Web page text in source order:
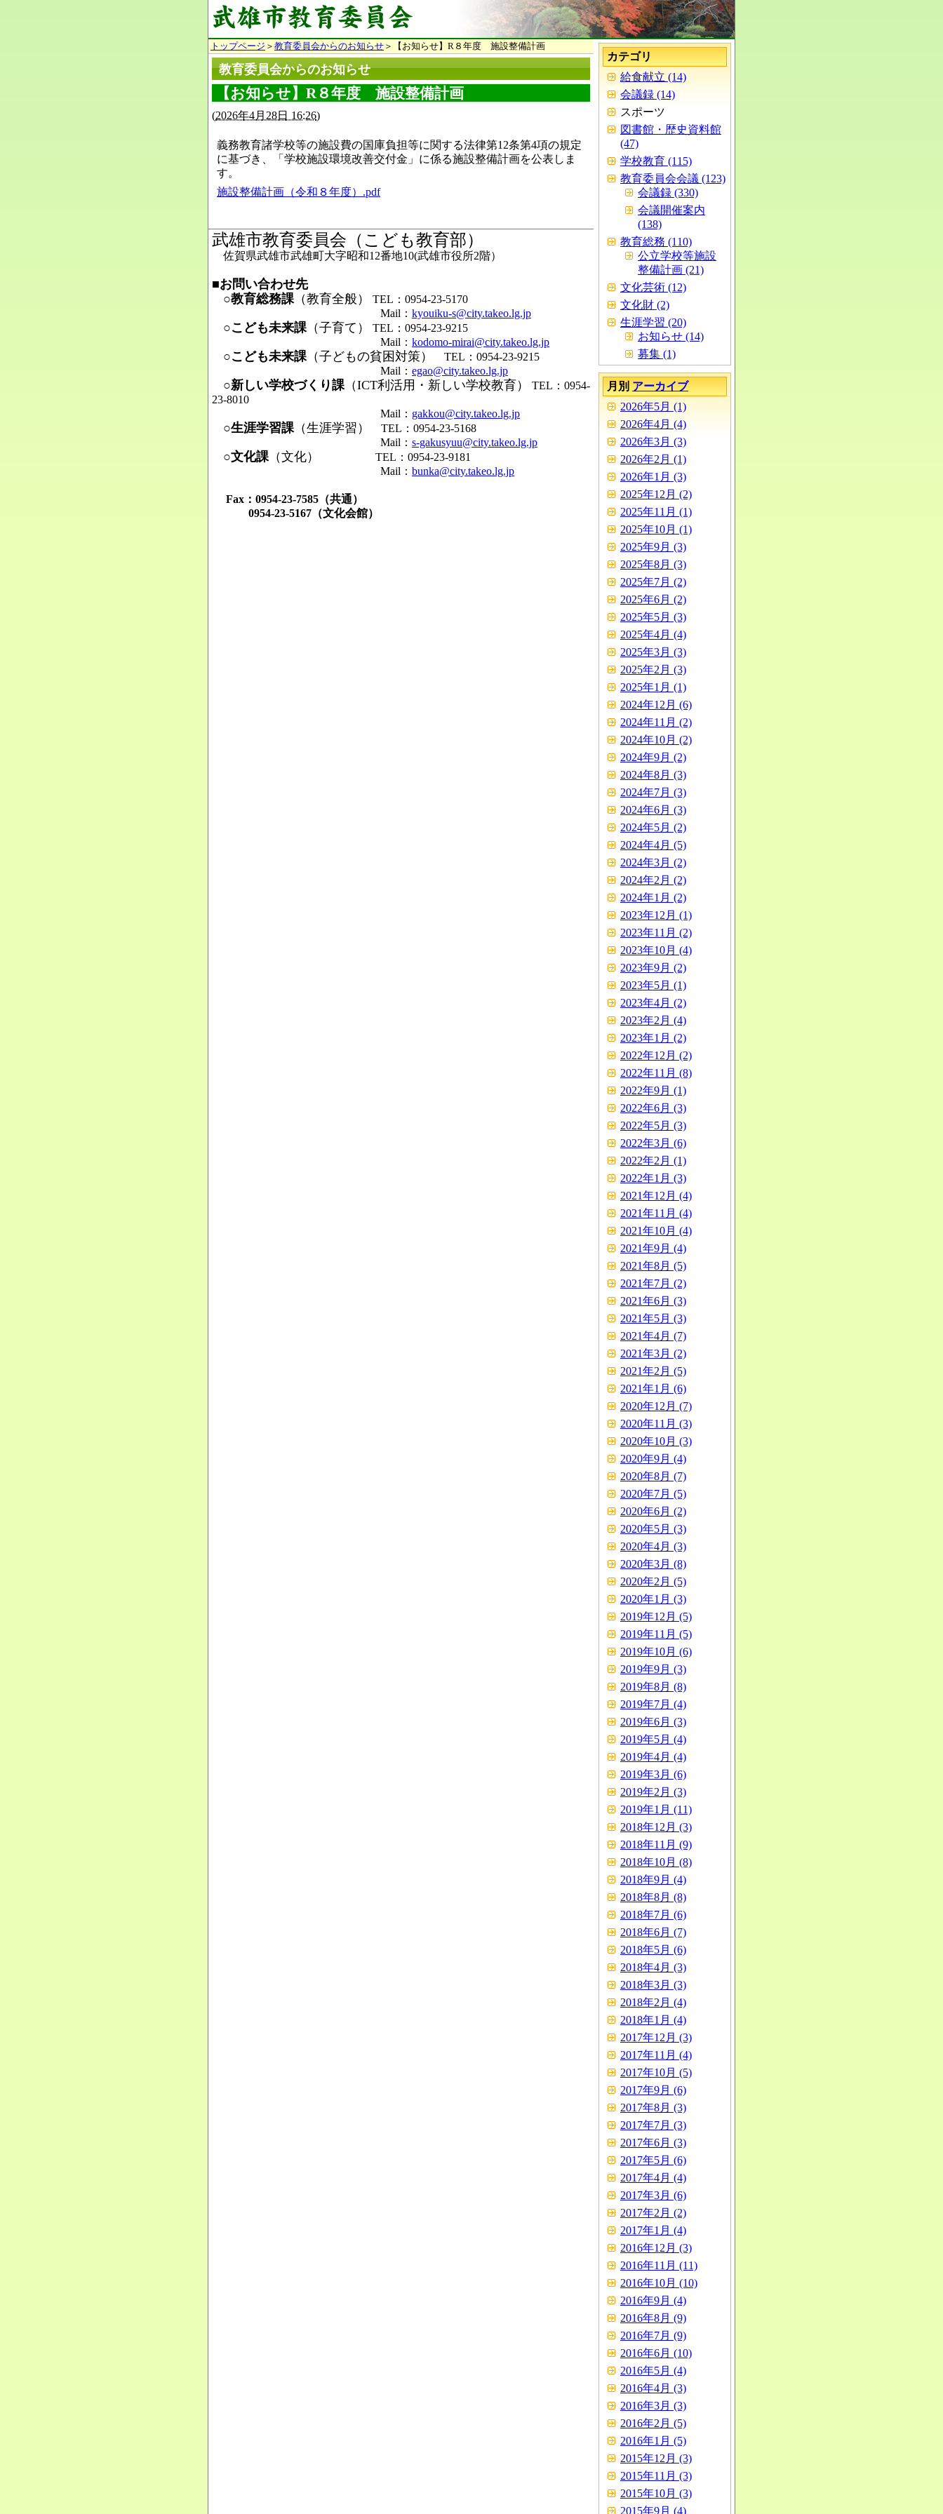
トップページ ＞ 教育委員会からのお知らせ ＞【お知らせ】R８年度 施設整備計画
教育委員会からのお知らせ
【お知らせ】R８年度 施設整備計画
(2026年4月28日 16:26)
義務教育諸学校等の施設費の国庫負担等に関する法律第12条第4項の規定
に基づき、「学校施設環境改善交付金」に係る施設整備計画を公表しま
す。
施設整備計画（令和８年度）.pdf
武雄市教育委員会（こども教育部）
佐賀県武雄市武雄町大字昭和12番地10(武雄市役所2階）
■お問い合わせ先
○教育総務課（教育全般）
TEL：0954-23-5170
Mail： kyouiku-s@city.takeo.lg.jp
○こども未来課（子育て）
TEL：0954-23-9215
Mail： kodomo-mirai@city.takeo.lg.jp
○こども未来課（子どもの貧困対策）
TEL：0954-23-9215
Mail： egao@city.takeo.lg.jp
○新しい学校づくり課（ICT利活用・新しい学校教育）
TEL：0954-
23-8010
Mail： gakkou@city.takeo.lg.jp
○生涯学習課（生涯学習）
TEL：0954-23-5168
Mail： s-gakusyuu@city.takeo.lg.jp
○文化課（文化）
TEL：0954-23-9181
Mail： bunka@city.takeo.lg.jp
Fax：0954-23-7585（共通）
0954-23-5167（文化会館）
カテゴリ
給食献立 (14)
会議録 (14)
スポーツ
図書館・歴史資料館
(47)
学校教育 (115)
教育委員会会議 (123)
会議録 (330)
会議開催案内
(138)
教育総務 (110)
公立学校等施設
整備計画 (21)
文化芸術 (12)
文化財 (2)
生涯学習 (20)
お知らせ (14)
募集 (1)
月別アーカイブ
2026年5月 (1)
2026年4月 (4)
2026年3月 (3)
2026年2月 (1)
2026年1月 (3)
2025年12月 (2)
2025年11月 (1)
2025年10月 (1)
2025年9月 (3)
2025年8月 (3)
2025年7月 (2)
2025年6月 (2)
2025年5月 (3)
2025年4月 (4)
2025年3月 (3)
2025年2月 (3)
2025年1月 (1)
2024年12月 (6)
2024年11月 (2)
2024年10月 (2)
2024年9月 (2)
2024年8月 (3)
2024年7月 (3)
2024年6月 (3)
2024年5月 (2)
2024年4月 (5)
2024年3月 (2)
2024年2月 (2)
2024年1月 (2)
2023年12月 (1)
2023年11月 (2)
2023年10月 (4)
2023年9月 (2)
2023年5月 (1)
2023年4月 (2)
2023年2月 (4)
2023年1月 (2)
2022年12月 (2)
2022年11月 (8)
2022年9月 (1)
2022年6月 (3)
2022年5月 (3)
2022年3月 (6)
2022年2月 (1)
2022年1月 (3)
2021年12月 (4)
2021年11月 (4)
2021年10月 (4)
2021年9月 (4)
2021年8月 (5)
2021年7月 (2)
2021年6月 (3)
2021年5月 (3)
2021年4月 (7)
2021年3月 (2)
2021年2月 (5)
2021年1月 (6)
2020年12月 (7)
2020年11月 (3)
2020年10月 (3)
2020年9月 (4)
2020年8月 (7)
2020年7月 (5)
2020年6月 (2)
2020年5月 (3)
2020年4月 (3)
2020年3月 (8)
2020年2月 (5)
2020年1月 (3)
2019年12月 (5)
2019年11月 (5)
2019年10月 (6)
2019年9月 (3)
2019年8月 (8)
2019年7月 (4)
2019年6月 (3)
2019年5月 (4)
2019年4月 (4)
2019年3月 (6)
2019年2月 (3)
2019年1月 (11)
2018年12月 (3)
2018年11月 (9)
2018年10月 (8)
2018年9月 (4)
2018年8月 (8)
2018年7月 (6)
2018年6月 (7)
2018年5月 (6)
2018年4月 (3)
2018年3月 (3)
2018年2月 (4)
2018年1月 (4)
2017年12月 (3)
2017年11月 (4)
2017年10月 (5)
2017年9月 (6)
2017年8月 (3)
2017年7月 (3)
2017年6月 (3)
2017年5月 (6)
2017年4月 (4)
2017年3月 (6)
2017年2月 (2)
2017年1月 (4)
2016年12月 (3)
2016年11月 (11)
2016年10月 (10)
2016年9月 (4)
2016年8月 (9)
2016年7月 (9)
2016年6月 (10)
2016年5月 (4)
2016年4月 (3)
2016年3月 (3)
2016年2月 (5)
2016年1月 (5)
2015年12月 (3)
2015年11月 (3)
2015年10月 (3)
2015年9月 (4)